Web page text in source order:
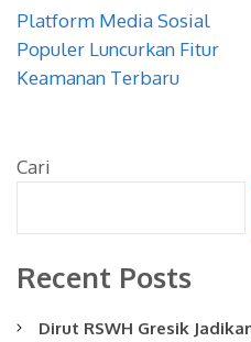
Navigasi
pos
Platform Media Sosial
Populer Luncurkan Fitur
Keamanan Terbaru
Cari
Recent Posts
Dirut RSWH Gresik